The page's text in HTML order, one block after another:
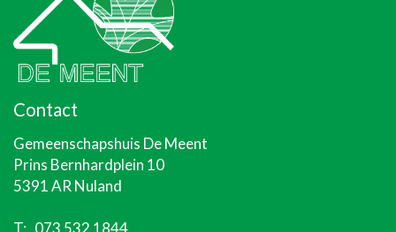
Contact
Gemeenschapshuis De Meent
Prins Bernhardplein 10
5391 AR Nuland
T: 073 532 1844